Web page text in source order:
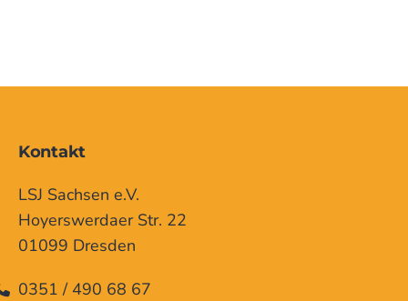
Kontakt
LSJ Sachsen e.V.
Hoyerswerdaer Str. 22
01099 Dresden
0351 / 490 68 67